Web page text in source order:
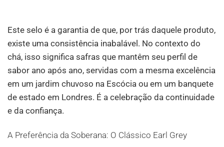
Este selo é a garantia de que, por trás daquele produto,
existe uma consistência inabalável. No contexto do
chá, isso significa safras que mantêm seu perfil de
sabor ano após ano, servidas com a mesma excelência
em um jardim chuvoso na Escócia ou em um banquete
de estado em Londres. É a celebração da continuidade
e da confiança.
A Preferência da Soberana: O Clássico Earl Grey